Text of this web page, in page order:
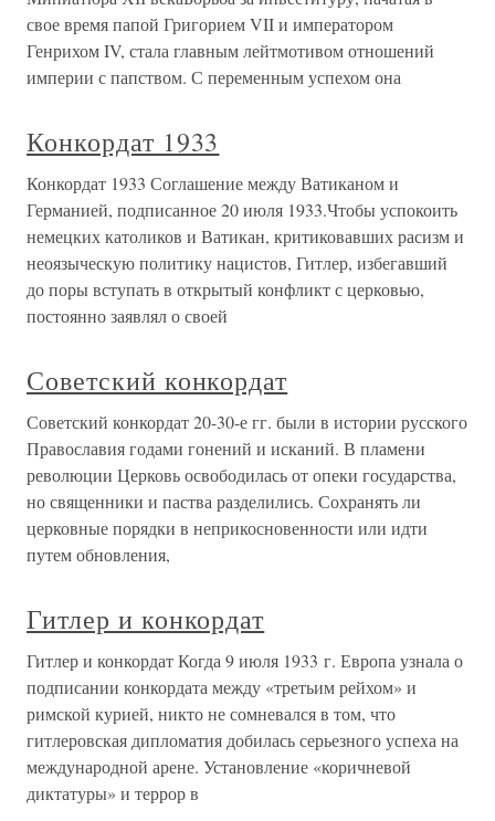
свое время папой Григорием VII и императором
Генрихом IV, стала главным лейтмотивом отношений
империи с папством. С переменным успехом она
Конкордат 1933
Конкордат 1933 Соглашение между Ватиканом и
Германией, подписанное 20 июля 1933.Чтобы успокоить
немецких католиков и Ватикан, критиковавших расизм и
неоязыческую политику нацистов, Гитлер, избегавший
до поры вступать в открытый конфликт с церковью,
постоянно заявлял о своей
Советский конкордат
Советский конкордат 20-30-е гг. были в истории русского
Православия годами гонений и исканий. В пламени
революции Церковь освободилась от опеки государства,
но священники и паства разделились. Сохранять ли
церковные порядки в неприкосновенности или идти
путем обновления,
Гитлер и конкордат
Гитлер и конкордат Когда 9 июля 1933 г. Европа узнала о
подписании конкордата между «третьим рейхом» и
римской курией, никто не сомневался в том, что
гитлеровская дипломатия добилась серьезного успеха на
международной арене. Установление «коричневой
диктатуры» и террор в